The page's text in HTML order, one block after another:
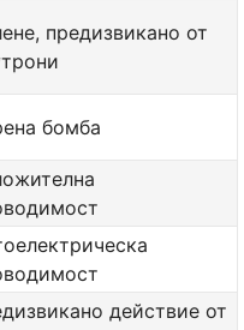
предизвикано от
бомба
действие от